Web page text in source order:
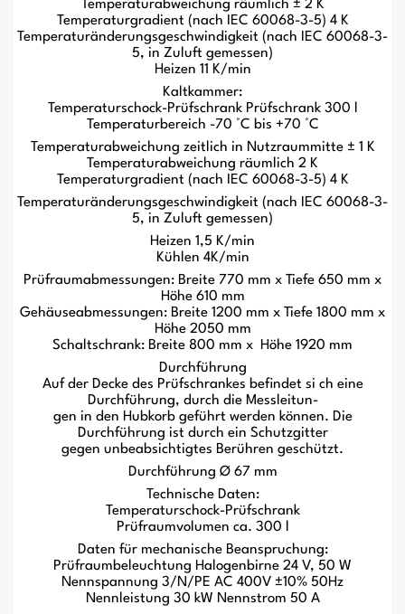
Temperaturabweichung räumlich ± 2 K
Temperaturgradient (nach IEC 60068-3-5) 4 K
Temperaturänderungsgeschwindigkeit (nach IEC 60068-3-
5, in Zuluft gemessen)
Heizen 11 K/min
Kaltkammer:
Temperaturschock-Prüfschrank Prüfschrank 300 l
Temperaturbereich -70 °C bis +70 °C
Temperaturabweichung zeitlich in Nutzraummitte ± 1 K
Temperaturabweichung räumlich 2 K
Temperaturgradient (nach IEC 60068-3-5) 4 K
Temperaturänderungsgeschwindigkeit (nach IEC 60068-3-
5, in Zuluft gemessen)
Heizen 1,5 K/min
Kühlen 4K/min
Prüfraumabmessungen: Breite 770 mm x Tiefe 650 mm x
Höhe 610 mm
Gehäuseabmessungen: Breite 1200 mm x Tiefe 1800 mm x
Höhe 2050 mm
Schaltschrank: Breite 800 mm x Höhe 1920 mm
Durchführung
Auf der Decke des Prüfschrankes befindet si ch eine
Durchführung, durch die Messleitun-
gen in den Hubkorb geführt werden können. Die
Durchführung ist durch ein Schutzgitter
gegen unbeabsichtigtes Berühren geschützt.
Durchführung Ø 67 mm
Technische Daten:
Temperaturschock-Prüfschrank
Prüfraumvolumen ca. 300 l
Daten für mechanische Beanspruchung:
Prüfraumbeleuchtung Halogenbirne 24 V, 50 W
Nennspannung 3/N/PE AC 400V ±10% 50Hz
Nennleistung 30 kW Nennstrom 50 A